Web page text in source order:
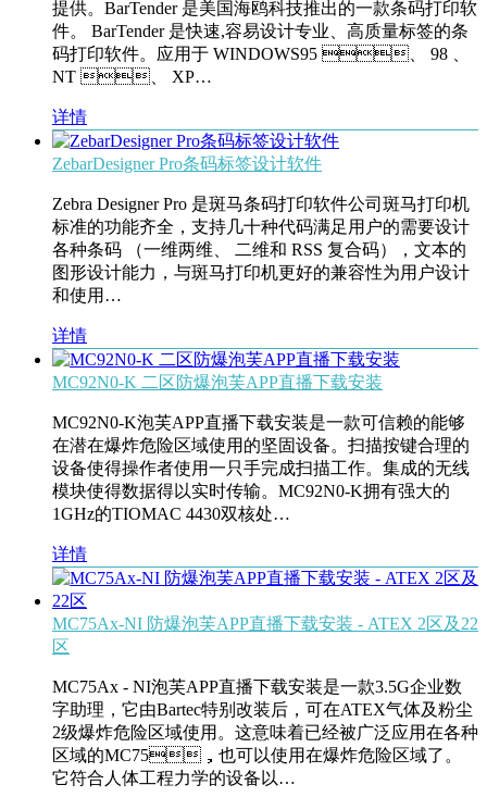
提供。BarTender 是美国海鸥科技推出的一款条码打印软
件。 BarTender 是快速,容易设计专业、高质量标签的条
码打印软件。应用于 WINDOWS95 、 98 、
NT 、 XP…
详情
ZebarDesigner Pro条码标签设计软件
Zebra Designer Pro 是斑马条码打印软件公司斑马打印机
标准的功能齐全，支持几十种代码满足用户的需要设计
各种条码 （一维两维、 二维和 RSS 复合码），文本的
图形设计能力，与斑马打印机更好的兼容性为用户设计
和使用…
详情
MC92N0-K 二区防爆泡芙APP直播下载安装
MC92N0-K泡芙APP直播下载安装是一款可信赖的能够
在潜在爆炸危险区域使用的坚固设备。扫描按键合理的
设备使得操作者使用一只手完成扫描工作。集成的无线
模块使得数据得以实时传输。MC92N0-K拥有强大的
1GHz的TIOMAC 4430双核处…
详情
MC75Ax-NI 防爆泡芙APP直播下载安装 - ATEX 2区及22
区
MC75Ax - NI泡芙APP直播下载安装是一款3.5G企业数
字助理，它由Bartec特别改装后，可在ATEX气体及粉尘
2级爆炸危险区域使用。这意味着已经被广泛应用在各种
区域的MC75，也可以使用在爆炸危险区域了。
它符合人体工程力学的设备以…